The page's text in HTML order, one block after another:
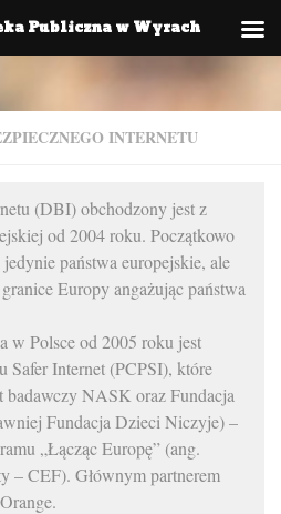
INTERNETU
(DBI) obchodzony jest z
od 2004 roku. Początkowo
państwa europejskie, ale
Europy angażując państwa
w Polsce od 2005 roku jest
Safer Internet (PCPSI), które
badawczy NASK oraz Fundacja
Fundacja Dzieci Niczyje) –
„Łącząc Europę” (ang.
– CEF). Głównym partnerem
Publiczna w Wyrach